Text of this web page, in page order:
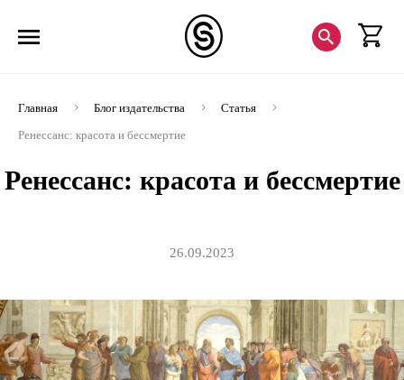
Главная Блог издательства
Статья
Ренессанс: красота и бессмертие
Ренессанс: красота и бессмертие
26.09.2023